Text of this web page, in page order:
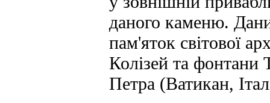
даного каменю.
пам'яток світової
Колізей та фонтани
Петра (Ватикан,